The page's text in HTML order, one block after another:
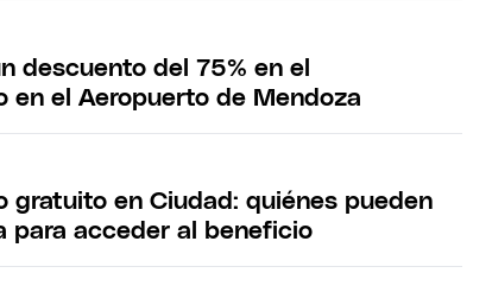
descuento del 75% en el
en el Aeropuerto de Mendoza
gratuito en Ciudad: quiénes pueden
para acceder al beneficio